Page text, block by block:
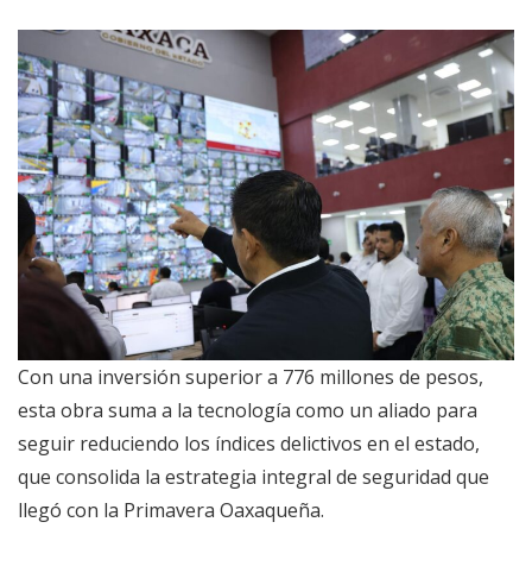
Con una inversión superior a 776 millones de pesos,
esta obra suma a la tecnología como un aliado para
seguir reduciendo los índices delictivos en el estado,
que consolida la estrategia integral de seguridad que
llegó con la Primavera Oaxaqueña.